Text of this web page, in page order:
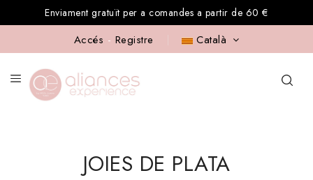
Enviament gratuït per a comandes a partir de 60 €
Català
Accés - Registre
JOIES DE PLATA